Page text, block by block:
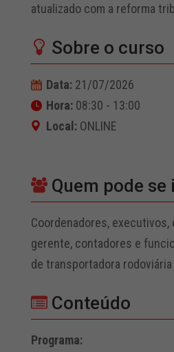
atualizado com a reforma
Sobre o curso
Data:21/07/2026
Hora:08:30 - 13:00
Local:ONLINE
Quem pode
Coordenadores, executivos,
gerente, contadores e
de transportadora
Conteúdo
Programa: